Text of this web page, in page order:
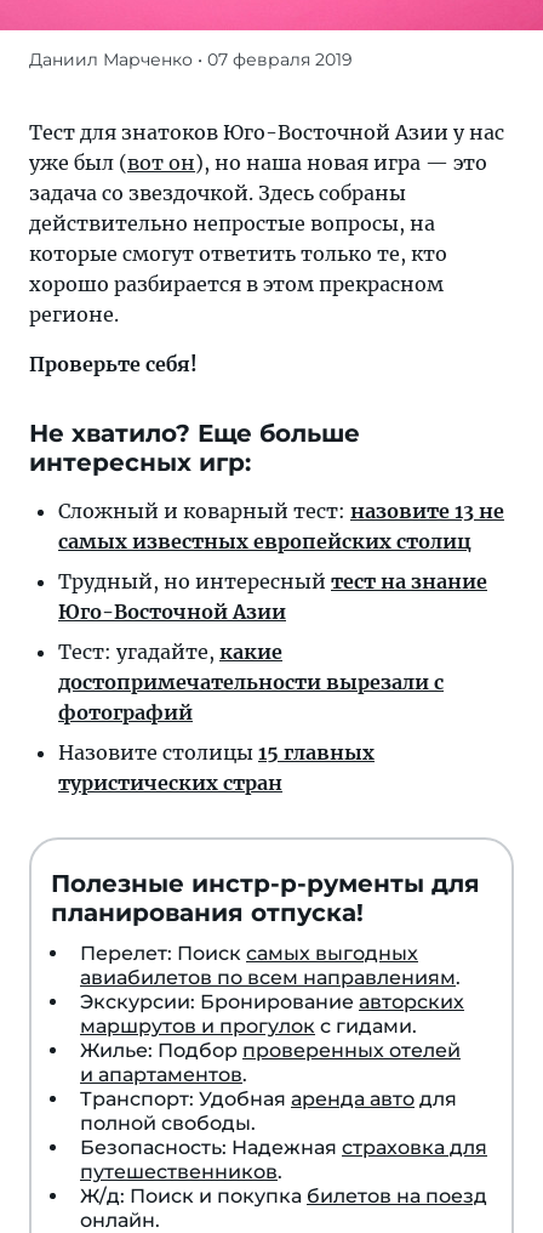
Тест
знатоков
Юго-
Восточной
Азии
у
нас
уже
но
новая
игра —
задача
звездочкой.
Здесь
собраны
действительно
непростые
вопросы,
на
которые
ответить
только
те,
хорошо
разбирается
прекрасном
регионе.
Даниил Марченко • 07 февраля 2019
Тест для знатоков Юго-Восточной Азии у нас
уже был (вот он), но наша новая игра — это
задача со звездочкой. Здесь собраны
действительно непростые вопросы, на
которые смогут ответить только те, кто
хорошо разбирается в этом прекрасном
регионе.
Проверьте себя!
Не хватило? Еще больше
интересных игр:
Сложный и коварный тест: назовите 13 не
самых известных европейских столиц
Трудный, но интересный тест на знание
Юго-Восточной Азии
Тест: угадайте, какие
достопримечательности вырезали с
фотографий
Назовите столицы 15 главных
туристических стран
Полезные инстр-р-рументы для
планирования отпуска!
Перелет: Поиск самых выгодных
авиабилетов по всем направлениям.
Экскурсии: Бронирование авторских
маршрутов и прогулок с гидами.
Жилье: Подбор проверенных отелей
и апартаментов.
Транспорт: Удобная аренда авто для
полной свободы.
Безопасность: Надежная страховка для
путешественников.
Ж/д: Поиск и покупка билетов на поезд
онлайн.